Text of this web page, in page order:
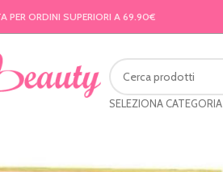
PER ORDINI SUPERIORI A 69.90€
SELEZIONA CATEGORIA